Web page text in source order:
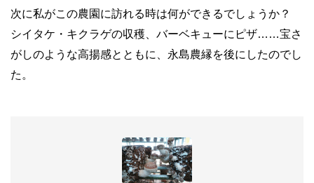
次に私がこの農園に訪れる時は何ができるでしょうか？
シイタケ・キクラゲの収穫、バーベキューにピザ……宝さ
がしのような高揚感とともに、永島農縁を後にしたのでし
た。